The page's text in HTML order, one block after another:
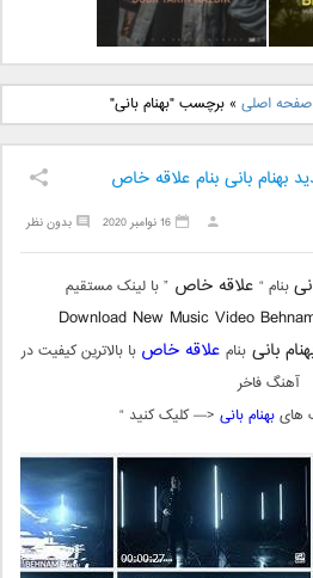
دانلود آهنگ جدید علی
یاسینی بنام دورترین نزدیکصفحه اصلی »برچسب "بهنام بانی"
بهنام بانی بنام علاقه خاص
بدون نظر 16 نوامبر 2020
بنام “ علاقه خاص ” با لینک مستقیم
Download New Music Video
بانی بنام علاقه خاص با بالاترین کیفیت در
آهنگ فاخر
هایبهنام بانی <— کلیک کنید “